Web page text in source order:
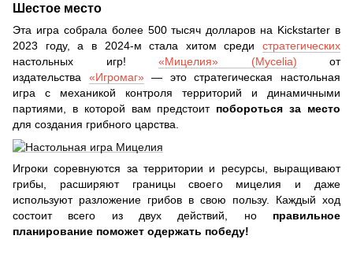
Шестое место
Эта игра собрала более 500 тысяч долларов на Kickstarter в
2023 году, а в 2024-м стала хитом среди стратегических
настольных игр! «Мицелия» (Mycelia) от
издательства «Игромаг»— это стратегическая настольная
игра с механикой контроля территорий и динамичными
партиями, в которой вам предстоит побороться за место
для создания грибного царства.
Игроки соревнуются за территории и ресурсы, выращивают
грибы, расширяют границы своего мицелия и даже
используют разложение грибов в свою пользу. Каждый ход
состоит всего из двух действий, но правильное
планирование поможет одержать победу!